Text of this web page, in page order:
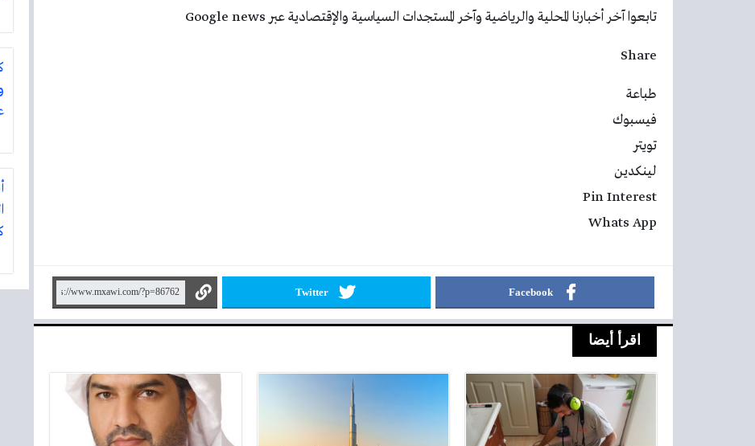
تابعوا آخر أخبارنا المحلية والرياضية وآخر المستجدات السياسية والإقتصادية عبر Google news
Share
طباعة
فيسبوك
تويتر
لينكدين
Pin Interest
Whats App
Facebook
Twitter
اقرأ أيضا